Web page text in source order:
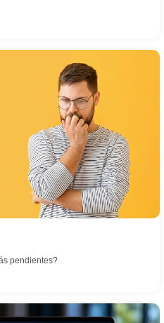
pendientes?